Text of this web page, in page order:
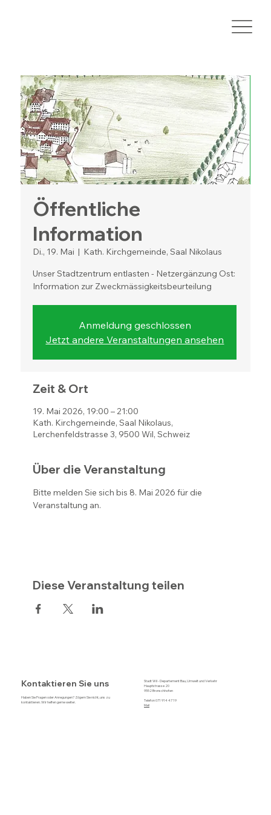
Öffentliche
Information
Di., 19. Mai
  |
Kath. Kirchgemeinde, Saal Nikolaus
Unser Stadtzentrum entlasten - Netzergänzung Ost:
Information zur Zweckmässigkeitsbeurteilung
Anmeldung geschlossen
Jetzt andere Veranstaltungen ansehen
Zeit & Ort
19. Mai 2026, 19:00 – 21:00
Kath. Kirchgemeinde, Saal Nikolaus,
Lerchenfeldstrasse 3, 9500 Wil, Schweiz
Über die Veranstaltung
Bitte melden Sie sich bis 8. Mai 2026 für die
Veranstaltung an.
Diese Veranstaltung teilen
Kontaktieren Sie uns
Haben Sie Fragen oder Anregungen? Zögern Sie nicht, uns zu
kontaktieren. Wir helfen gerne weiter.
Stadt Wil - Departement Bau, Umwelt und Verkehr
Hauptstrasse 20
9552 Bronschhofen
Telefon 071 914 47 19
Mail